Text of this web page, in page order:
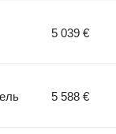
5 039 €
5 588 €